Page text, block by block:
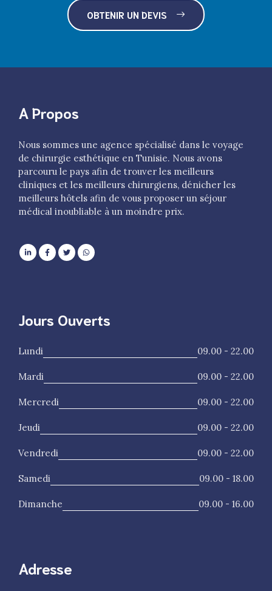
OBTENIR UN DEVIS
A Propos
Nous sommes une agence spécialisé dans le voyage
de chirurgie esthétique en Tunisie. Nous avons
parcouru le pays afin de trouver les meilleurs
cliniques et les meilleurs chirurgiens, dénicher les
meilleurs hôtels afin de vous proposer un séjour
médical inoubliable à un moindre prix.
Jours Ouverts
Lundi 09.00 - 22.00
Mardi 09.00 - 22.00
Mercredi 09.00 - 22.00
Jeudi 09.00 - 22.00
Vendredi 09.00 - 22.00
Samedi 09.00 - 18.00
Dimanche 09.00 - 16.00
Adresse